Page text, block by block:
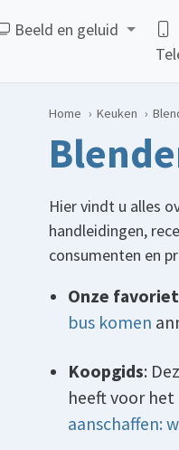
Beeld en geluid
Home Keuken
Hier vindt u alles
handleidingen,
consumenten en
Onze
bus komen
Koopgids:
heeft voor
aanschaffen: